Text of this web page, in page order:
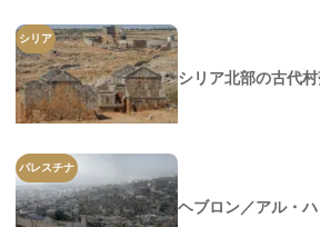
シリア
シリア北部の古代
パレスチナ
ヘブロン／アル・